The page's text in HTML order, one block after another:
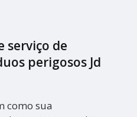
serviço de
perigosos Jd
como sua